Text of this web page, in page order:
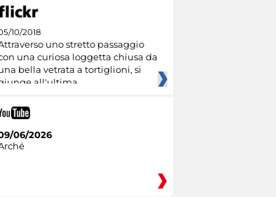
10/2018
uno stretto passaggio
una curiosa loggetta chiusa da
bella vetrata a tortiglioni, si
all'ultima
06/2026